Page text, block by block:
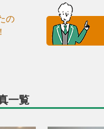
の
一覧